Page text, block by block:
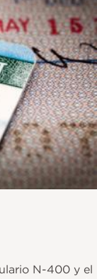
N-400 y el